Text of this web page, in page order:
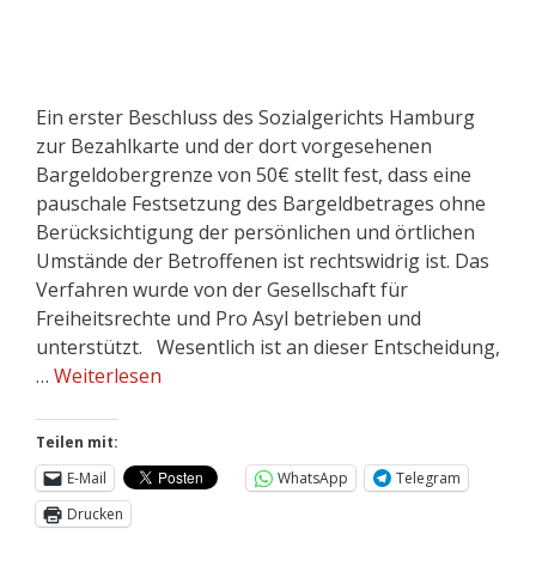
Ein erster Beschluss des Sozialgerichts Hamburg
zur Bezahlkarte und der dort vorgesehenen
Bargeldobergrenze von 50€ stellt fest, dass eine
pauschale Festsetzung des Bargeldbetrages ohne
Berücksichtigung der persönlichen und örtlichen
Umstände der Betroffenen ist rechtswidrig ist. Das
Verfahren wurde von der Gesellschaft für
Freiheitsrechte und Pro Asyl betrieben und
unterstützt. Wesentlich ist an dieser Entscheidung,
… Weiterlesen
Teilen mit:
E-Mail
WhatsApp
Telegram
Drucken